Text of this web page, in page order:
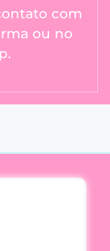
com
ou no